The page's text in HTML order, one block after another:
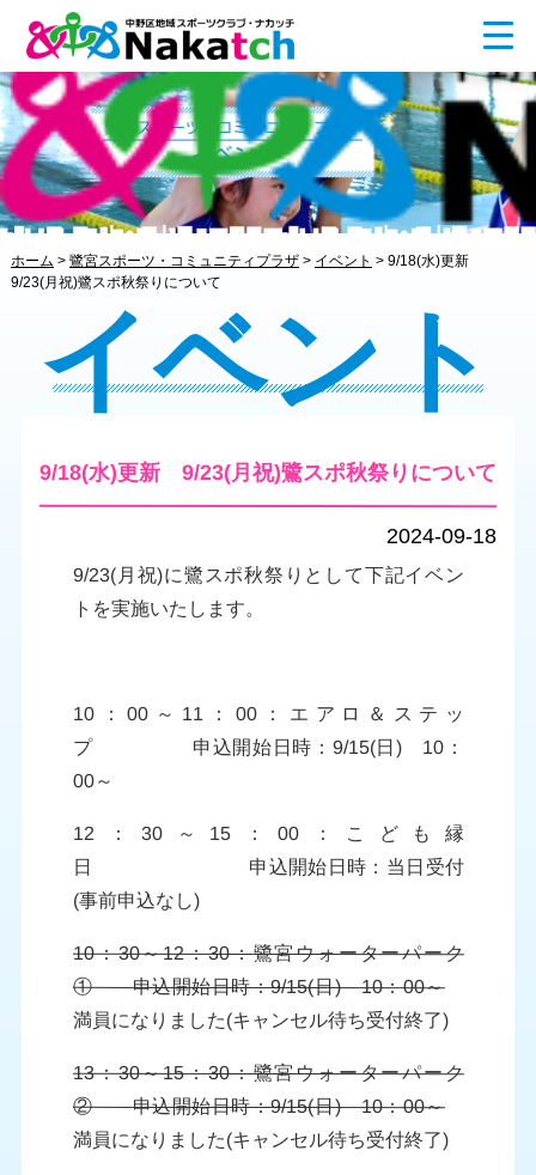
ホーム > 鷺宮スポーツ・コミュニティプラザ> イベント > 9/18(水)更新
9/23(月祝)鷺スポ秋祭りについて
イベント
9/18(水)更新 9/23(月祝)鷺スポ秋祭りについて
2024-09-18
9/23(月祝)に鷺スポ秋祭りとして下記イベン
ト を実施いたします。
10：00～11：00：エアロ ＆ステッ
プ 申込開始日時：9/15(日) 10：
00～
12：30～15：00： こども縁
日 申込開始日時：当日受付
(事前申込なし)
10：30～12：30：鷺宮ウォーターパーク
①申込開始日時：9/15(日) 10：00～
満員になりました(キャンセル待ち受付終了)
13：30～15：30：鷺宮ウォーターパーク
②申込開始日時：9/15(日) 10：00～
満員になりました(キャンセル待ち受付終了)